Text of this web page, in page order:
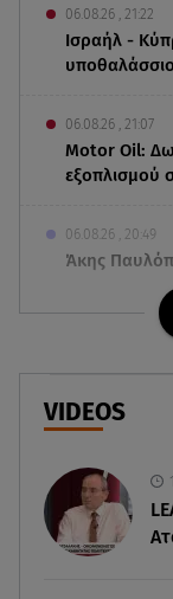
06.08.26 , 21:22
Ισραήλ -
06.08.26 , 21:07
Motor Oil:
εξοπλισμού
06.08.26 , 20:49
Άκης
της
Πώς
Αθηνά
«Έσκασε
VIDEOS